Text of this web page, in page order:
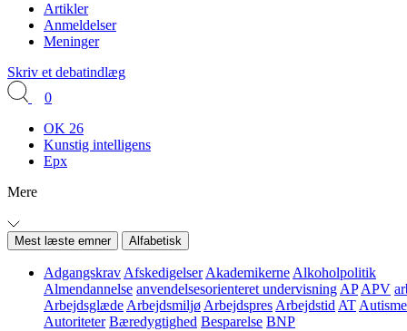
Artikler
Anmeldelser
Meninger
Skriv et debatindlæg
0
OK 26
Kunstig intelligens
Epx
Mere
Mest læste emner Alfabetisk
Adgangskrav Afskedigelser Akademikerne Alkoholpolitik
Almendannelse anvendelsesorienteret undervisning AP APV
Arbejdsglæde Arbejdsmiljø Arbejdspres Arbejdstid AT Autisme
Autoriteter Bæredygtighed Besparelse BNP